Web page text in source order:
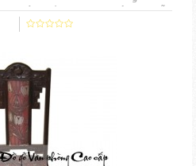
sản xuất hoàn toàn thủ công mẫu
đục chạm tinh tế. Mặt ngồi và tựa